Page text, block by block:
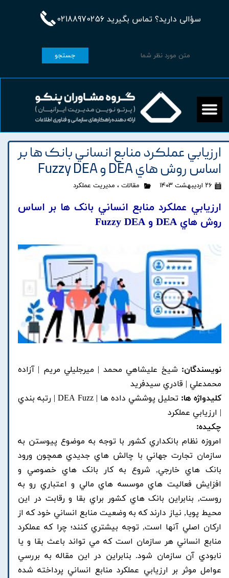
سؤالی دارید؟ تماس بگیرید 02188970256
جستجو
ارزيابي عملکرد منابع انساني بانک ها بر
اساس روش هاي DEA و Fuzzy DEA
۲۶ اردیبهشت ۱۴۰۳ مقالات ، مدیریت عملکرد
ارزيابي عملکرد منابع انساني بانک ها بر اساس
روش هاي DEA و Fuzzy DEA
نویسندگان: شيخ عليشاهي محمد | ميرجليلي مريم | آزاده
محمدعلي | قادري سيدفريد
کلیدواژه ها:
تحليل پوششي داده ها | DEA Fuzz | رتبه بندي
| ارزيابي عملکرد
چکیده:
امروزه نظام بانکداري کشور با توجه به موضوع پيوستن به
سازمان تجارت جهاني با چالش هاي جديدي همچون ورود
بانک هاي خارجي, شروع به کار بانک هاي خصوصي و
افزايش فعاليت هاي موسسه هاي مالي و اعتباري رو به
روست, بنابراين بانک هاي کشور براي بقا و رقابت در اين
محيط پويا, نياز دارند که به وضعيت منابع انساني خود که از
ارکان اصلي آنها است, توجه بيشتري کنند؛ چرا که عملکرد
منابع انساني هر سازمان است که مي تواند باعث بقا و يا
نابودي آن سازمان شود. بنابراين در اين مقاله به بررسي
عوامل موثر بر ارزيابي عملکرد منابع انساني پرداخته شده